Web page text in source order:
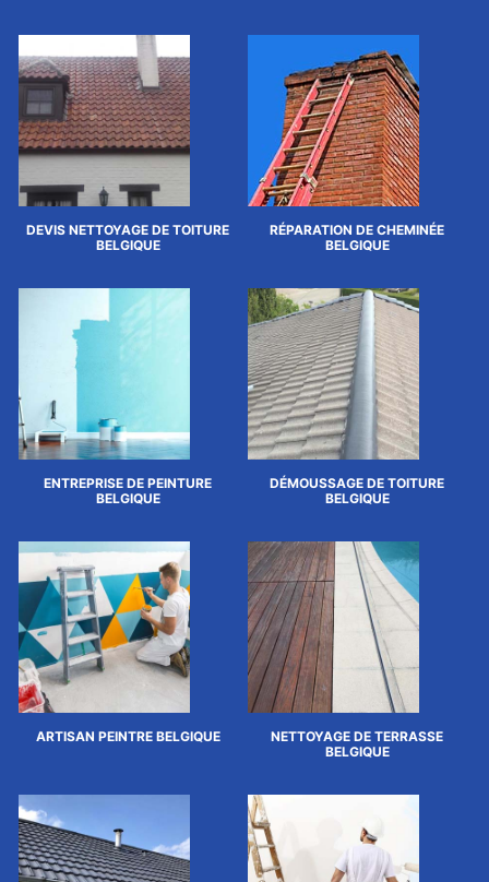
DEVIS NETTOYAGE DE TOITURE
BELGIQUE
RÉPARATION DE CHEMINÉE
BELGIQUE
ENTREPRISE DE PEINTURE
BELGIQUE
DÉMOUSSAGE DE TOITURE
BELGIQUE
ARTISAN PEINTRE BELGIQUE
NETTOYAGE DE TERRASSE
BELGIQUE